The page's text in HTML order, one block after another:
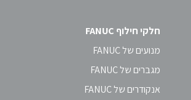
חלקי חילוף FANUC
מנועים של FANUC
מגברים של FANUC
אנקודרים של FANUC